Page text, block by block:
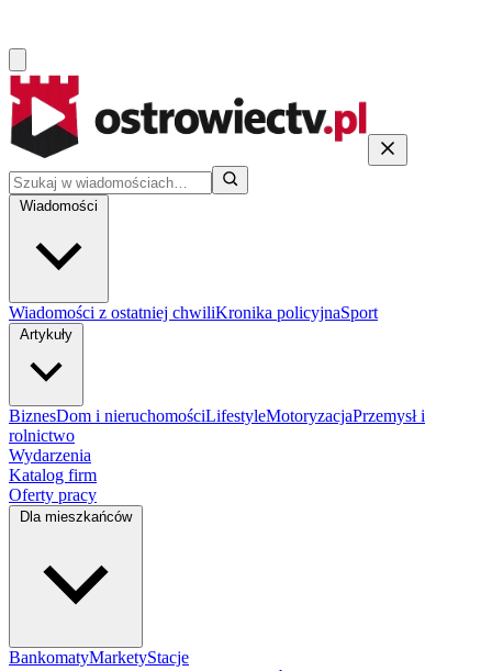
Wiadomości
Wiadomości z ostatniej chwiliKronika policyjnaSport
Artykuły
BiznesDom i nieruchomościLifestyleMotoryzacjaPrzemysł i
rolnictwo
Wydarzenia
Katalog firm
Oferty pracy
Dla mieszkańców
BankomatyMarketyStacje